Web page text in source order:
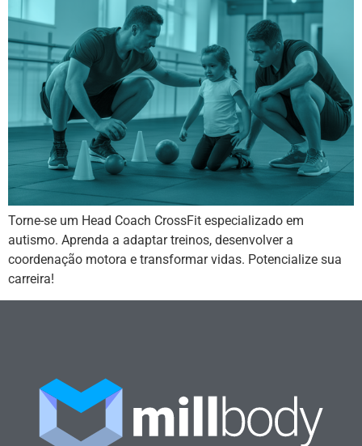
Torne-se um Head Coach CrossFit especializado em
autismo. Aprenda a adaptar treinos, desenvolver a
coordenação motora e transformar vidas. Potencialize sua
carreira!